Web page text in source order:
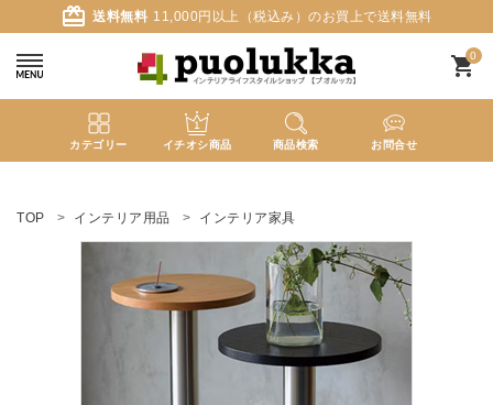
card_giftcard 送料無料 11,000円以上（税込み）のお買上で送料無料
0
shopping_cart
カテゴリー イチオシ商品 商品検索 お問合せ
ようこそ ゲスト 様
person 新規会員登録
search
TOP インテリア用品 インテリア家具